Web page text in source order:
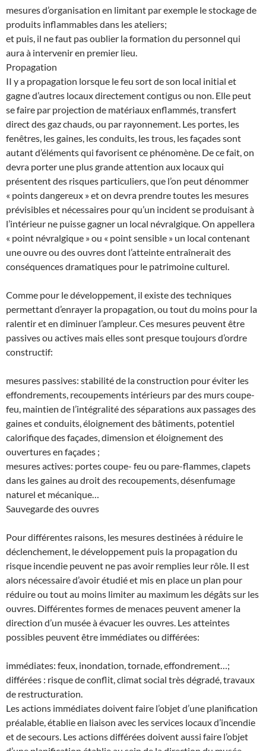
mesures d’organisation en limitant par exemple le stockage de
produits inflammables dans les ateliers;
et puis, il ne faut pas oublier la formation du personnel qui
aura à intervenir en premier lieu.
Propagation
II y a propagation lorsque le feu sort de son local initial et
gagne d’autres locaux directement contigus ou non. Elle peut
se faire par projection de matériaux enflammés, transfert
direct des gaz chauds, ou par rayonnement. Les portes, les
fenêtres, les gaines, les conduits, les trous, les façades sont
autant d’éléments qui favorisent ce phénomène. De ce fait, on
devra porter une plus grande attention aux locaux qui
présentent des risques particuliers, que l’on peut dénommer
« points dangereux » et on devra prendre toutes les mesures
prévisibles et nécessaires pour qu’un incident se produisant à
l’intérieur ne puisse gagner un local névralgique. On appellera
« point névralgique » ou « point sensible » un local contenant
une ouvre ou des ouvres dont l’atteinte entraînerait des
conséquences dramatiques pour le patrimoine culturel.
Comme pour le développement, il existe des techniques
permettant d’enrayer la propagation, ou tout du moins pour la
ralentir et en diminuer l’ampleur. Ces mesures peuvent être
passives ou actives mais elles sont presque toujours d’ordre
constructif:
mesures passives: stabilité de la construction pour éviter les
effondrements, recoupements intérieurs par des murs coupe-
feu, maintien de l’intégralité des séparations aux passages des
gaines et conduits, éloignement des bâtiments, potentiel
calorifique des façades, dimension et éloignement des
ouvertures en façades ;
mesures actives: portes coupe- feu ou pare-flammes, clapets
dans les gaines au droit des recoupements, désenfumage
naturel et mécanique…
Sauvegarde des ouvres
Pour différentes raisons, les mesures destinées à réduire le
déclenchement, le développement puis la propagation du
risque incendie peuvent ne pas avoir remplies leur rôle. Il est
alors nécessaire d’avoir étudié et mis en place un plan pour
réduire ou tout au moins limiter au maximum les dégâts sur les
ouvres. Différentes formes de menaces peuvent amener la
direction d’un musée à évacuer les ouvres. Les atteintes
possibles peuvent être immédiates ou différées:
immédiates: feux, inondation, tornade, effondrement…;
différées : risque de conflit, climat social très dégradé, travaux
de restructuration.
Les actions immédiates doivent faire l’objet d’une planification
préalable, établie en liaison avec les services locaux d’incendie
et de secours. Les actions différées doivent aussi faire l’objet